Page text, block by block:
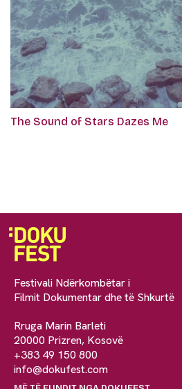
The Sound of Stars Dazes Me
Festivali Ndërkombëtar i
Filmit Dokumentar dhe të Shkurtë
Rruga Marin Barleti
20000 Prizren, Kosovë
+383 49 150 800
info@dokufest.com